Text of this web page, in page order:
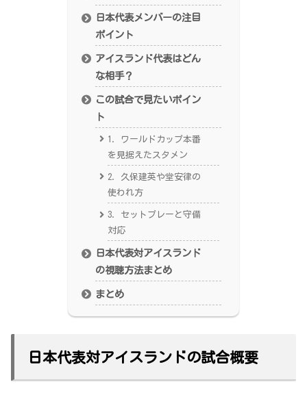
日本代表メンバーの注目
ポイント
アイスランド代表はどん
な相手？
この試合で見たいポイン
ト
1. ワールドカップ本番
を見据えたスタメン
2. 久保建英や堂安律の
使われ方
3. セットプレーと守備
対応
日本代表対アイスランド
の視聴方法まとめ
まとめ
日本代表対アイスランドの試合概要